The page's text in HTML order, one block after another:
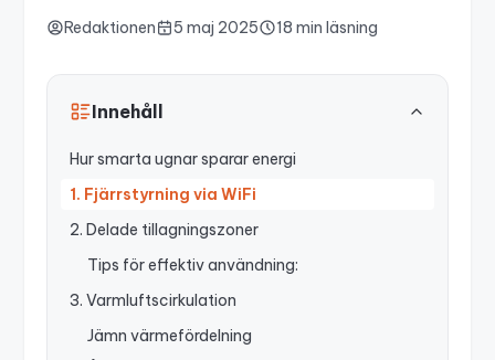
Redaktionen 5 maj 2025 18 min läsning
Innehåll
Hur smarta ugnar sparar energi
1. Fjärrstyrning via WiFi
2. Delade tillagningszoner
Tips för effektiv användning:
3. Varmluftscirkulation
Jämn värmefördelning